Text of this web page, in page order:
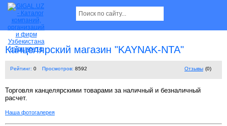
Канцелярский магазин "KAYNAK-NTA"
Рейтинг: 0 Просмотров: 8592 Отзывы (0)
Торговля канцелярскими товарами за наличный и безналичный
расчет.
Наша фотогалерея